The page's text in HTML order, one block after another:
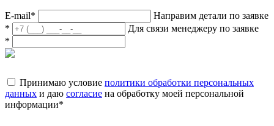
E-mail*
Направим детали по заявке
*
Для связи менеджеру по заявке
*
Принимаю условие политики обработки персональных
данных и даю согласие на обработку моей персональной
информации*